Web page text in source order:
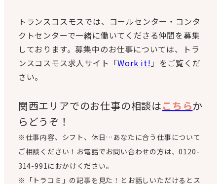
トランスコスモスでは、コールセンター・コンタ
クトセンターで一緒に働いてくださる仲間を募集
しております。募集中のお仕事については、トラ
ンスコスモス求人サイト「Work it! 」をご覧くだ
さい。
関西エリアでのお仕事の相談はこちらか
らどうぞ！
※仕事内容、シフト、休日…あなたに合う仕事について
ご相談ください！お電話でお問い合わせの方は、0120-
314-991におかけください。
※「トラコミ」の記事を見た！とお話しいただけるとス